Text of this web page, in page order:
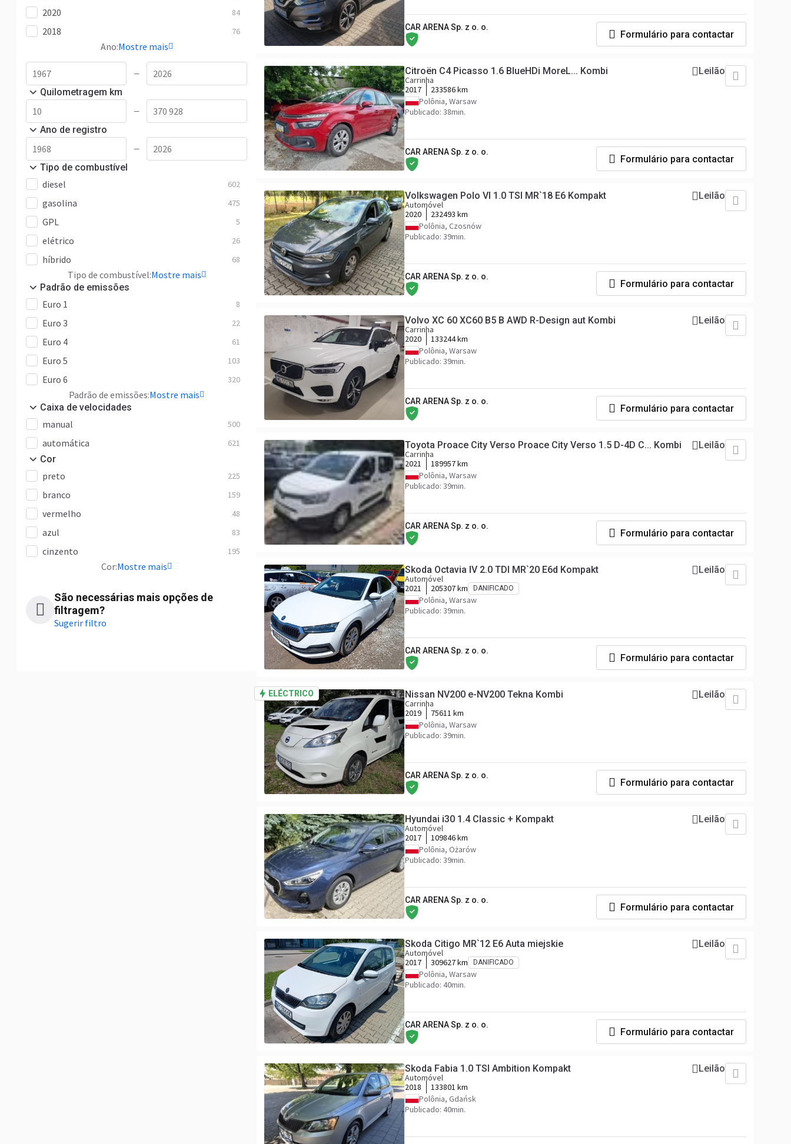
2020 84
2018 76
Ano:Mostre mais
—
Quilometragem km
—
Ano de registro
—
Tipo de combustível
diesel 602
gasolina 475
GPL 5
elétrico 26
híbrido 68
Tipo de combustível:Mostre mais
Padrão de emissões
Euro 1 8
Euro 3 22
Euro 4 61
Euro 5 103
Euro 6 320
Padrão de emissões:Mostre mais
Caixa de velocidades
manual 500
automática 621
Cor
preto 225
branco 159
vermelho 48
azul 83
cinzento 195
Cor:Mostre mais
São necessárias mais opções de
filtragem?
Sugerir filtro
CAR ARENA Sp. z o. o.
Formulário para contactar
Citroën C4 Picasso 1.6 BlueHDi MoreL... Kombi
Carrinha
2017
233586 km
Polônia, Warsaw
Publicado: 38min.
Leilão
CAR ARENA Sp. z o. o.
Formulário para contactar
Volkswagen Polo VI 1.0 TSI MR`18 E6 Kompakt
Automóvel
2020
232493 km
Polônia, Czosnów
Publicado: 39min.
Leilão
CAR ARENA Sp. z o. o.
Formulário para contactar
Volvo XC 60 XC60 B5 B AWD R-Design aut Kombi
Carrinha
2020
133244 km
Polônia, Warsaw
Publicado: 39min.
Leilão
CAR ARENA Sp. z o. o.
Formulário para contactar
Toyota Proace City Verso Proace City Verso 1.5 D-4D C... Kombi
Carrinha
2021
189957 km
Polônia, Warsaw
Publicado: 39min.
Leilão
CAR ARENA Sp. z o. o.
Formulário para contactar
Skoda Octavia IV 2.0 TDI MR`20 E6d Kompakt
Automóvel
2021
205307 km DANIFICADO
Polônia, Warsaw
Publicado: 39min.
Leilão
CAR ARENA Sp. z o. o.
Formulário para contactar
ELÉCTRICO Nissan NV200 e-NV200 Tekna Kombi
Carrinha
2019
75611 km
Polônia, Warsaw
Publicado: 39min.
Leilão
CAR ARENA Sp. z o. o.
Formulário para contactar
Hyundai i30 1.4 Classic + Kompakt
Automóvel
2017
109846 km
Polônia, Ożarów
Publicado: 39min.
Leilão
CAR ARENA Sp. z o. o.
Formulário para contactar
Skoda Citigo MR`12 E6 Auta miejskie
Automóvel
2017
309627 km DANIFICADO
Polônia, Warsaw
Publicado: 40min.
Leilão
CAR ARENA Sp. z o. o.
Formulário para contactar
Skoda Fabia 1.0 TSI Ambition Kompakt
Automóvel
2018
133801 km
Polônia, Gdańsk
Publicado: 40min.
Leilão